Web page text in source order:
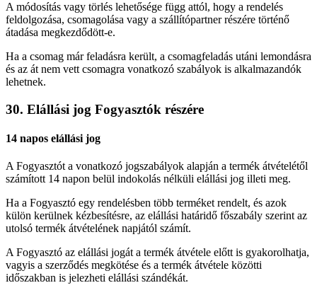
A módosítás vagy törlés lehetősége függ attól, hogy a rendelés
feldolgozása, csomagolása vagy a szállítópartner részére történő
átadása megkezdődött-e.
Ha a csomag már feladásra került, a csomagfeladás utáni lemondásra
és az át nem vett csomagra vonatkozó szabályok is alkalmazandók
lehetnek.
30. Elállási jog Fogyasztók részére
14 napos elállási jog
A Fogyasztót a vonatkozó jogszabályok alapján a termék átvételétől
számított 14 napon belül indokolás nélküli elállási jog illeti meg.
Ha a Fogyasztó egy rendelésben több terméket rendelt, és azok
külön kerülnek kézbesítésre, az elállási határidő főszabály szerint az
utolsó termék átvételének napjától számít.
A Fogyasztó az elállási jogát a termék átvétele előtt is gyakorolhatja,
vagyis a szerződés megkötése és a termék átvétele közötti
időszakban is jelezheti elállási szándékát.